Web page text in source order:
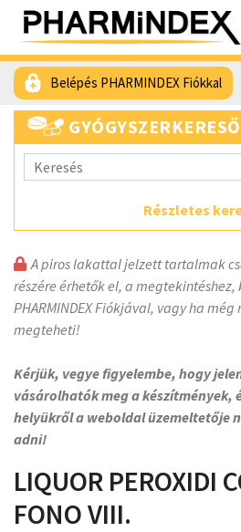
Belépés PHARMINDEX Fiókkal
GYÓGYSZERKERESŐ
Részletes
A piros lakattal jelzett tartalmak
részére érhetők el, a
PHARMINDEX Fiókjával, vagy ha
megteheti!
Kérjük, vegye figyelembe, hogy
vásárolhatók meg a készítmények,
helyükről a weboldal üzemeltetője
adni!
LIQUOR PEROXIDI
FONO VIII.